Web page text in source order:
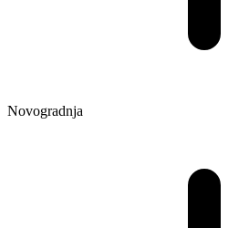
Novogradnja